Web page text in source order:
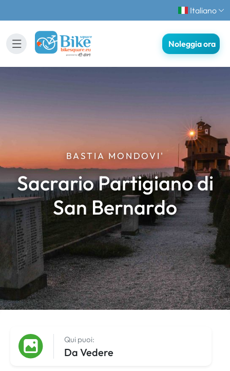
Italiano
Noleggia ora
BASTIA MONDOVI'
Sacrario Partigiano di
San Bernardo
Qui puoi:
Da Vedere